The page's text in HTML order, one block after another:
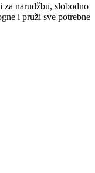
narudžbu, slobodno
i pruži sve potrebne